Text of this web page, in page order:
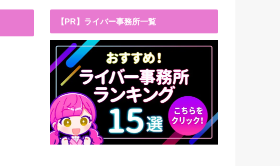
【PR】ライバー事務所一覧